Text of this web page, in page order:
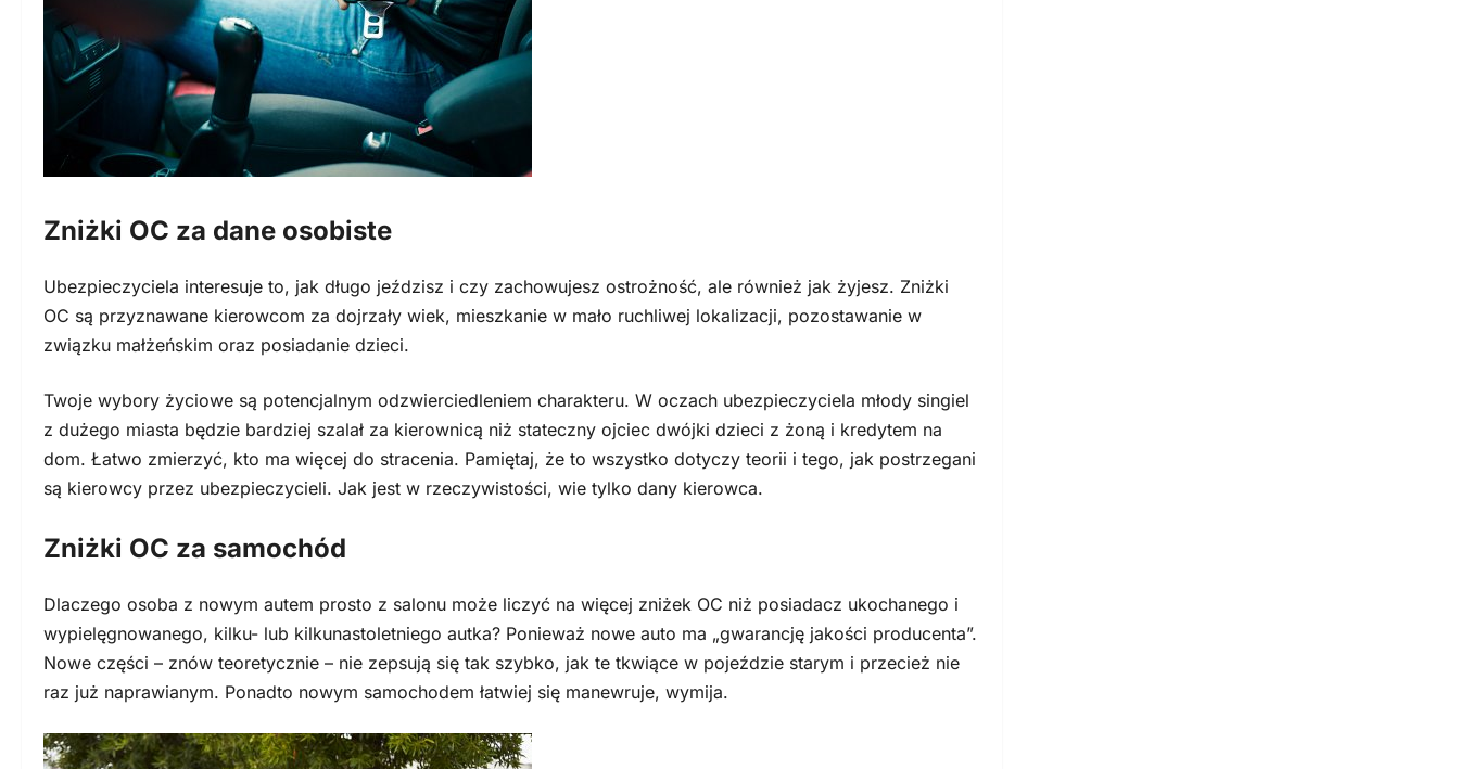
Zniżki OC za dane osobiste
Ubezpieczyciela interesuje to, jak długo jeździsz i czy zachowujesz ostrożność, ale również jak żyjesz. Zniżki
OC są przyznawane kierowcom za dojrzały wiek, mieszkanie w mało ruchliwej lokalizacji, pozostawanie w
związku małżeńskim oraz posiadanie dzieci.
Twoje wybory życiowe są potencjalnym odzwierciedleniem charakteru. W oczach ubezpieczyciela młody singiel
z dużego miasta będzie bardziej szalał za kierownicą niż stateczny ojciec dwójki dzieci z żoną i kredytem na
dom. Łatwo zmierzyć, kto ma więcej do stracenia. Pamiętaj, że to wszystko dotyczy teorii i tego, jak postrzegani
są kierowcy przez ubezpieczycieli. Jak jest w rzeczywistości, wie tylko dany kierowca.
Zniżki OC za samochód
Dlaczego osoba z nowym autem prosto z salonu może liczyć na więcej zniżek OC niż posiadacz ukochanego i
wypielęgnowanego, kilku- lub kilkunastoletniego autka? Ponieważ nowe auto ma „gwarancję jakości producenta”.
Nowe części – znów teoretycznie – nie zepsują się tak szybko, jak te tkwiące w pojeździe starym i przecież nie
raz już naprawianym. Ponadto nowym samochodem łatwiej się manewruje, wymija.